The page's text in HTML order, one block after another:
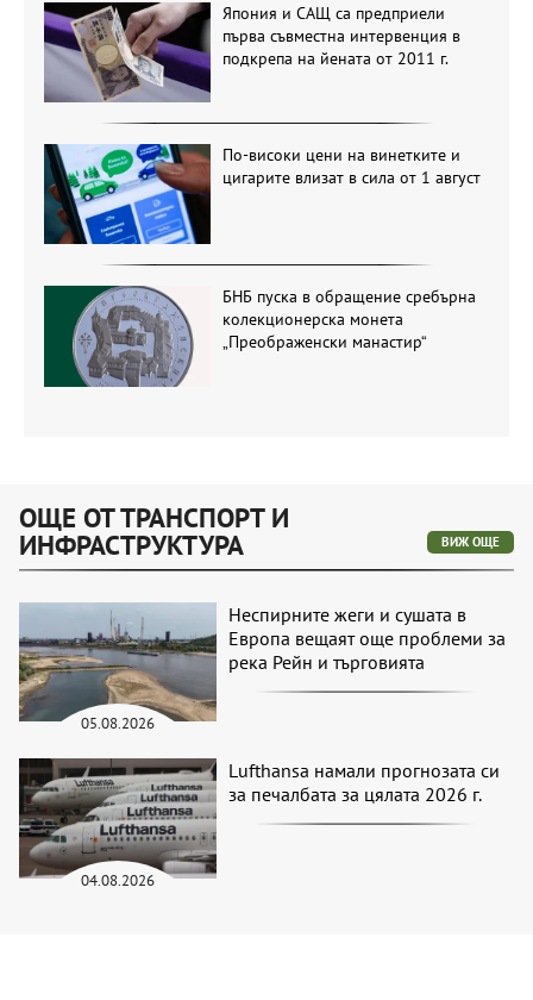
Япония и САЩ са предприели
първа съвместна интервенция в
подкрепа на йената от 2011 г.
По-високи цени на винетките и
цигарите влизат в сила от 1 август
БНБ пуска в обращение сребърна
колекционерска монета
„Преображенски манастир“
ОЩЕ ОТ ТРАНСПОРТ И
ИНФРАСТРУКТУРА ВИЖ ОЩЕ
05.08.2026
Неспирните жеги и сушата в
Европа вещаят още проблеми за
река Рейн и търговията
04.08.2026
Lufthansa намали прогнозата си
за печалбата за цялата 2026 г.